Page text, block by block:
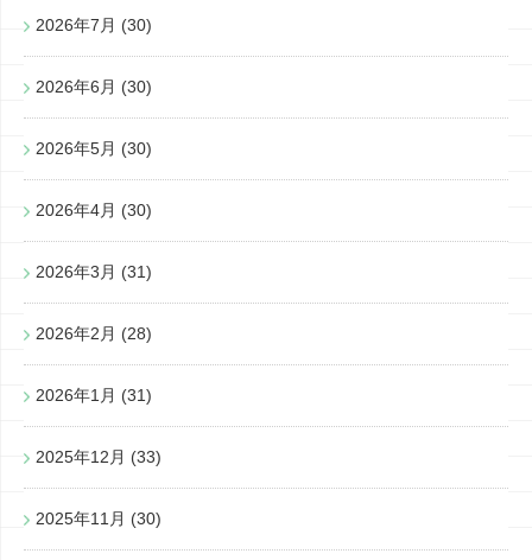
2026年7月 (30)
2026年6月 (30)
2026年5月 (30)
2026年4月 (30)
2026年3月 (31)
2026年2月 (28)
2026年1月 (31)
2025年12月 (33)
2025年11月 (30)